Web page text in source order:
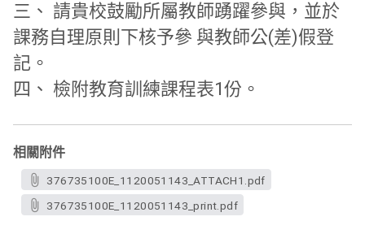
三、 請貴校鼓勵所屬教師踴躍參與，並於
課務自理原則下核予參 與教師公(差)假登
記。
四、 檢附教育訓練課程表1份。
相關附件
376735100E_1120051143_ATTACH1.pdf
376735100E_1120051143_print.pdf